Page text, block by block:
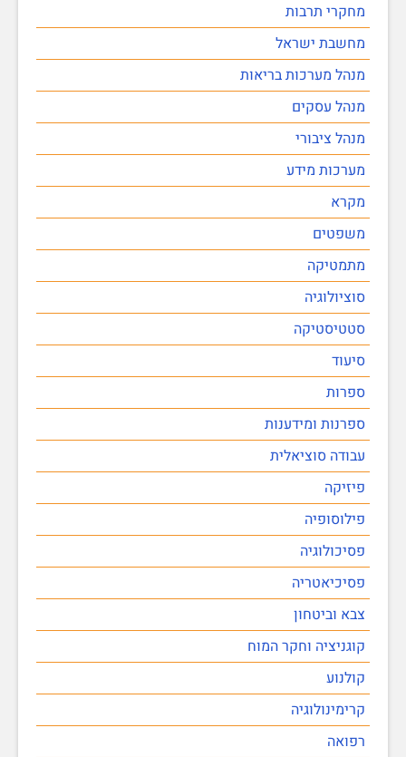
מחקרי תרבות
מחשבת ישראל
מנהל מערכות בריאות
מנהל עסקים
מנהל ציבורי
מערכות מידע
מקרא
משפטים
מתמטיקה
סוציולוגיה
סטטיסטיקה
סיעוד
ספרות
ספרנות ומידענות
עבודה סוציאלית
פיזיקה
פילוסופיה
פסיכולוגיה
פסיכיאטריה
צבא וביטחון
קוגניציה וחקר המוח
קולנוע
קרימינולוגיה
רפואה